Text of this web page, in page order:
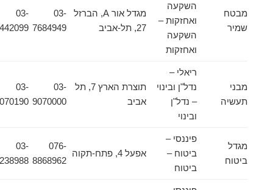
מבטח
שמיר
השקעה
ואחזקות –
השקעה
ואחזקות
מגדל אור A, הברזל
03-
7684949
6442099
מבני
תעשיה
ריאלי –
נדל"ן ובינוי
– נדל"ן
ובינוי
תוצרת הארץ 7, תל
אביב
03-
9070000
9070190
מגדל
ביטוח
פיננסי –
ביטוח –
ביטוח
אפעל 4, פתח-תקוה
076-
8868962
9238988